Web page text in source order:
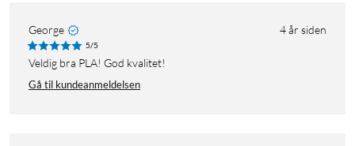
George 4 år siden
5/5
Veldig bra PLA! God kvalitet!
Gå til kundeanmeldelsen